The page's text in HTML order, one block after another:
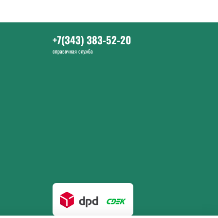
+7(343) 383-52-20
справочная служба